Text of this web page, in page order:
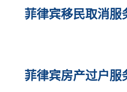
菲律宾移民取消服
菲律宾房产过户服